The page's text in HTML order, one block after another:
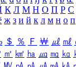
К Л М Н О П Р С
ж з и й к л м н о п
＄ ％ Ｆ ￦ ㎕ ㎖
㎡ ㎢ ㏊ ㎍ ㎎ ㎏